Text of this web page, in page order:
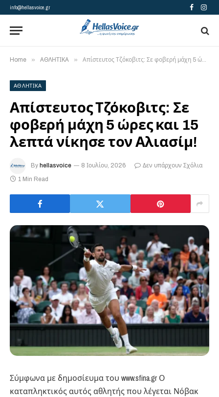
info@hellasvoice.gr Facebook
Home » ΑΘΛΗΤΙΚΑ » Απίστευτος Τζόκοβιτς: Σε φοβερή μάχη 5 ώρες και 15 λεπτά νίκησε τον Αλιασίμ!
ΑΘΛΗΤΙΚΑ
Απίστευτος Τζόκοβιτς: Σε
φοβερή μάχη 5 ώρες και 15
λεπτά νίκησε τον Αλιασίμ!
By hellasvoice 8 Ιουλίου, 2026
Δεν υπάρχουν Σχόλια
1 Min Read
Σύμφωνα με δημοσίευμα του www.sfina.gr Ο
καταπληκτικός αυτός αθλητής που λέγεται Νόβακ